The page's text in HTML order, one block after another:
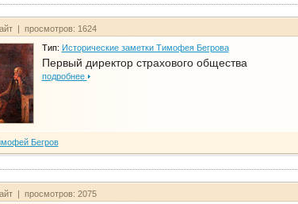
| просмотров: 1624
Тип: Исторические заметки Тимофея Бегрова
Первый директор страхового общества
подробнее
Бегров
| просмотров: 2075